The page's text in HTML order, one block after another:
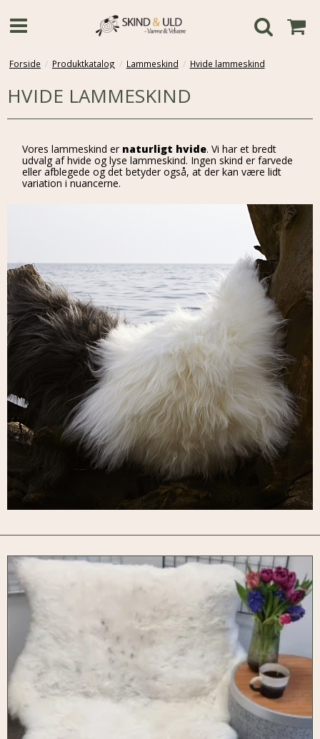
Forside / Produktkatalog / Lammeskind / Hvide lammeskind
HVIDE LAMMESKIND
Vores lammeskind er naturligt hvide. Vi har et bredt
udvalg af hvide og lyse lammeskind. Ingen skind er farvede
eller afblegede og det betyder også, at der kan være lidt
variation i nuancerne.